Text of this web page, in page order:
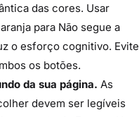
das cores. Usar
para Não segue a
o esforço cognitivo. Evite
os botões.
da sua página. As
devem ser legíveis